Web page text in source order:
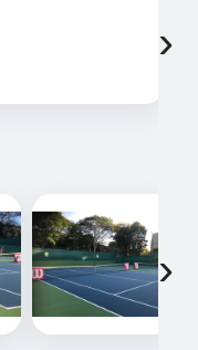
Flavio
›
›